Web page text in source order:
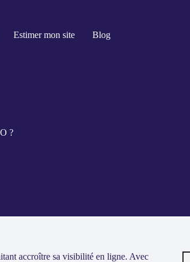
Estimer mon site Blog
?
accroître sa visibilité en ligne. Avec